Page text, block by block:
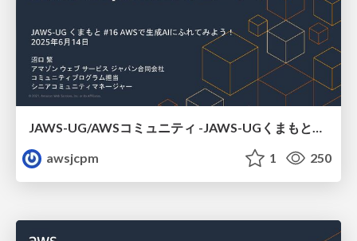
JAWS-UG/AWSコミュニティ -JAWS-UGくまもと#16
awsjcpm
1 250